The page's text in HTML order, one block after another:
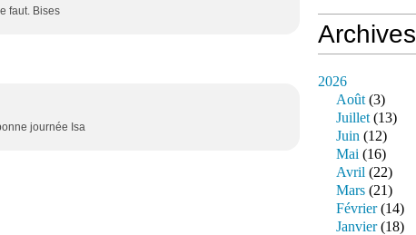
faut. Bises
journée Isa
Archives
2026
Août(3)
Juillet(13)
Juin (12)
Mai (16)
Avril (22)
Mars (21)
Février(14)
Janvier(18)